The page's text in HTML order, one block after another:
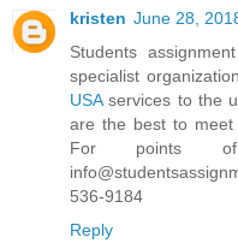
kristen June 28,
Students
specialist
USAservices to the
are the best to meet
For points
536-9184
Reply